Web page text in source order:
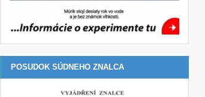
POSUDOK SÚDNEHO ZNALCA